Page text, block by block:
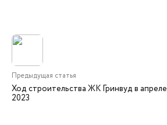
Предыдущая статья
Ход строительства ЖК Гринвуд в апреле
2023